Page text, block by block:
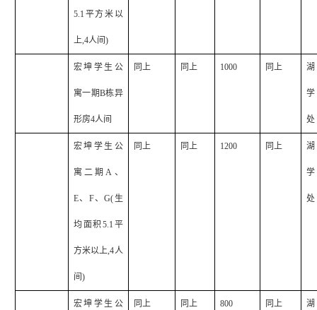
5.1 平方米以
上,4人间 )
宏坤学生公
寓一期B栋异
形房4人间
同上 同上 1000 同上
处
宏坤学生公
寓二期A 、
E、 F、G( 生
均面积 5.1 平
方米以上,4人
间 )
同上 同上 1200 同上
处
宏坤学生公 同上 同上 800 同上